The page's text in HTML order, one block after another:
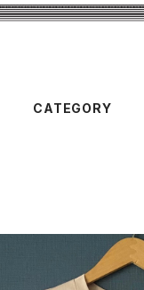
CATEGORY